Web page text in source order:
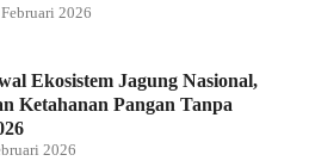
2026
Ekosistem Jagung Nasional,
Ketahanan Pangan Tanpa
2026